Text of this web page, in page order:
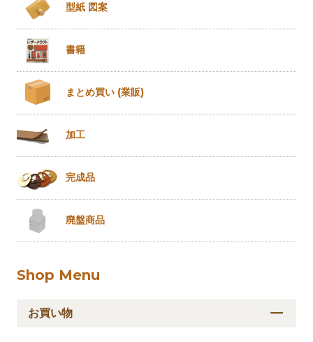
型紙 図案
書籍
まとめ買い (業販)
加工
完成品
廃盤商品
Shop Menu
お買い物